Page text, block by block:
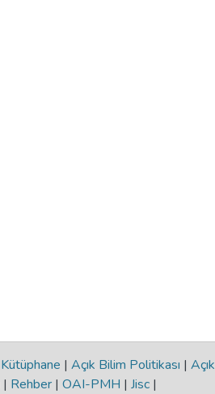
Kütüphane | Açık Bilim Politikası | Açık
| Rehber | OAI-PMH | Jisc |